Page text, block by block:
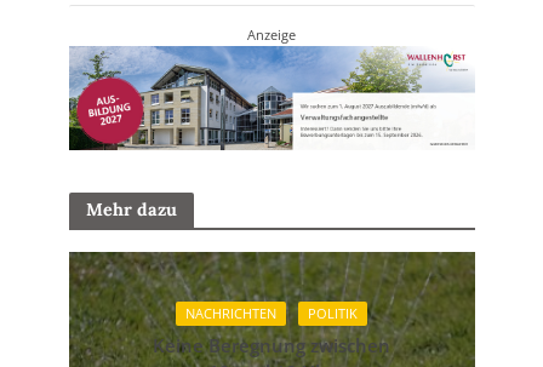
Anzeige
Mehr dazu
NACHRICHTEN POLITIK
Keine Beregnung zwischen